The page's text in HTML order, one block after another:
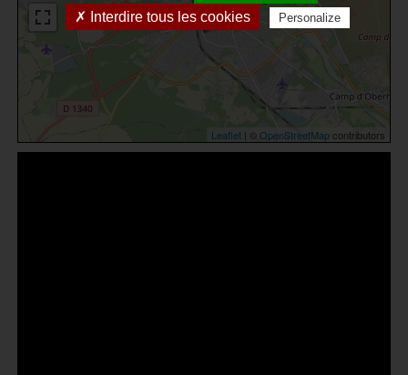
Leaflet| © OpenStreetMapcontributors
✗ Interdire tous les cookies
Personalize